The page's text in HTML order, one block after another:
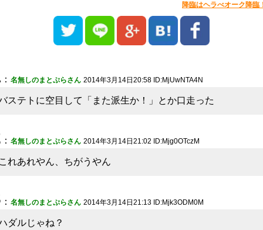
降臨はヘラべオーク降臨！
： 名無しのまとぷらさん 2014年3月14日20:58 ID:MjUwNTA4N
ステトに空目して「また派生か！」とか口走った
： 名無しのまとぷらさん 2014年3月14日21:02 ID:Mjg0OTczM
れあれやん、ちがうやん
： 名無しのまとぷらさん 2014年3月14日21:13 ID:Mjk3ODM0M
ダルじゃね？